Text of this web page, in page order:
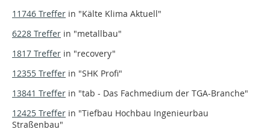
11746 Treffer in "Kälte Klima Aktuell"
6228 Treffer in "metallbau"
1817 Treffer in "recovery"
12355 Treffer in "SHK Profi"
13841 Treffer in "tab - Das Fachmedium der TGA-Branche"
12425 Treffer in "Tiefbau Hochbau Ingenieurbau
Straßenbau"